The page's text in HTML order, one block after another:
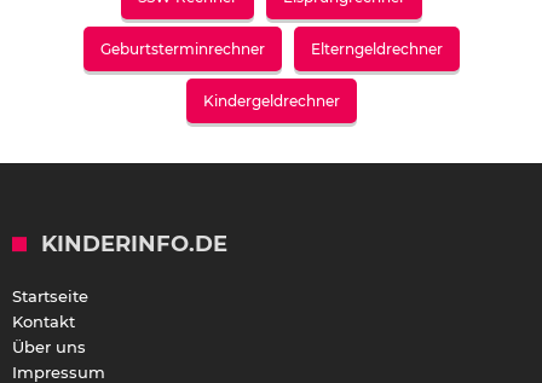
Geburtsterminrechner Elterngeldrechner
Kindergeldrechner
KINDERINFO.DE
Startseite
Kontakt
Über uns
Impressum